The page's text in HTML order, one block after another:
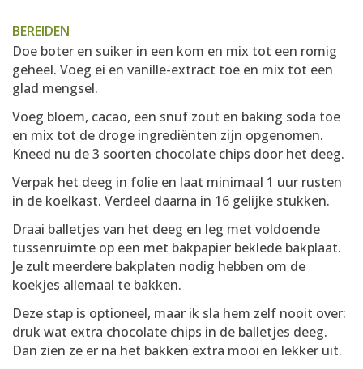
BEREIDEN
Doe boter en suiker in een kom en mix tot een romig
geheel. Voeg ei en vanille-extract toe en mix tot een
glad mengsel.
Voeg bloem, cacao, een snuf zout en baking soda toe
en mix tot de droge ingrediënten zijn opgenomen.
Kneed nu de 3 soorten chocolate chips door het deeg.
Verpak het deeg in folie en laat minimaal 1 uur rusten
in de koelkast. Verdeel daarna in 16 gelijke stukken.
Draai balletjes van het deeg en leg met voldoende
tussenruimte op een met bakpapier beklede bakplaat.
Je zult meerdere bakplaten nodig hebben om de
koekjes allemaal te bakken.
Deze stap is optioneel, maar ik sla hem zelf nooit over:
druk wat extra chocolate chips in de balletjes deeg.
Dan zien ze er na het bakken extra mooi en lekker uit.